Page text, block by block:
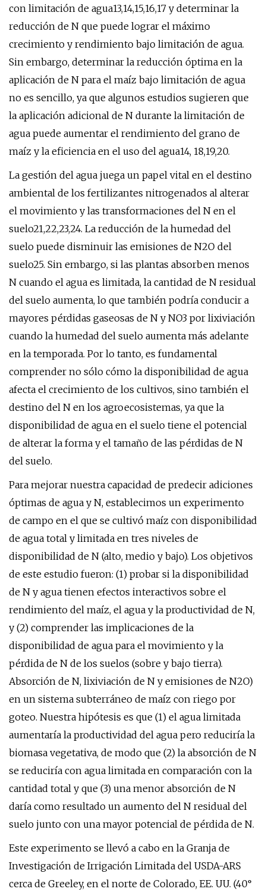
con limitación de agua13,14,15,16,17 y determinar la
reducción de N que puede lograr el máximo
crecimiento y rendimiento bajo limitación de agua.
Sin embargo, determinar la reducción óptima en la
aplicación de N para el maíz bajo limitación de agua
no es sencillo, ya que algunos estudios sugieren que
la aplicación adicional de N durante la limitación de
agua puede aumentar el rendimiento del grano de
maíz y la eficiencia en el uso del agua14, 18,19,20.
La gestión del agua juega un papel vital en el destino
ambiental de los fertilizantes nitrogenados al alterar
el movimiento y las transformaciones del N en el
suelo21,22,23,24. La reducción de la humedad del
suelo puede disminuir las emisiones de N2O del
suelo25. Sin embargo, si las plantas absorben menos
N cuando el agua es limitada, la cantidad de N residual
del suelo aumenta, lo que también podría conducir a
mayores pérdidas gaseosas de N y NO3 por lixiviación
cuando la humedad del suelo aumenta más adelante
en la temporada. Por lo tanto, es fundamental
comprender no sólo cómo la disponibilidad de agua
afecta el crecimiento de los cultivos, sino también el
destino del N en los agroecosistemas, ya que la
disponibilidad de agua en el suelo tiene el potencial
de alterar la forma y el tamaño de las pérdidas de N
del suelo.
Para mejorar nuestra capacidad de predecir adiciones
óptimas de agua y N, establecimos un experimento
de campo en el que se cultivó maíz con disponibilidad
de agua total y limitada en tres niveles de
disponibilidad de N (alto, medio y bajo). Los objetivos
de este estudio fueron: (1) probar si la disponibilidad
de N y agua tienen efectos interactivos sobre el
rendimiento del maíz, el agua y la productividad de N,
y (2) comprender las implicaciones de la
disponibilidad de agua para el movimiento y la
pérdida de N de los suelos (sobre y bajo tierra).
Absorción de N, lixiviación de N y emisiones de N2O)
en un sistema subterráneo de maíz con riego por
goteo. Nuestra hipótesis es que (1) el agua limitada
aumentaría la productividad del agua pero reduciría la
biomasa vegetativa, de modo que (2) la absorción de N
se reduciría con agua limitada en comparación con la
cantidad total y que (3) una menor absorción de N
daría como resultado un aumento del N residual del
suelo junto con una mayor potencial de pérdida de N.
Este experimento se llevó a cabo en la Granja de
Investigación de Irrigación Limitada del USDA-ARS
cerca de Greeley, en el norte de Colorado, EE. UU. (40°